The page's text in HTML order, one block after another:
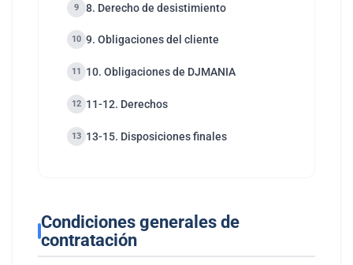
9 8. Derecho de desistimiento
10 9. Obligaciones del cliente
11 10. Obligaciones de DJMANIA
12 11-12. Derechos
13 13-15. Disposiciones finales
Condiciones generales de
contratación